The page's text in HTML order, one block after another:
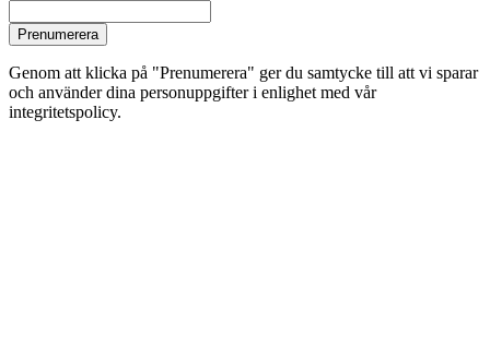
Prenumerera
Genom att klicka på "Prenumerera" ger du samtycke till att vi sparar
och använder dina personuppgifter i enlighet med vår
integritetspolicy.